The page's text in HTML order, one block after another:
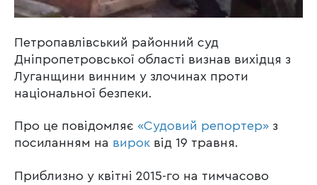
Петропавлівський районний суд
Дніпропетровської області визнав вихідця з
Луганщини винним у злочинах проти
національної безпеки.
Про це повідомляє «Судовий репортер» з
посиланням на вирок від 19 травня.
Приблизно у квітні 2015-го на тимчасово